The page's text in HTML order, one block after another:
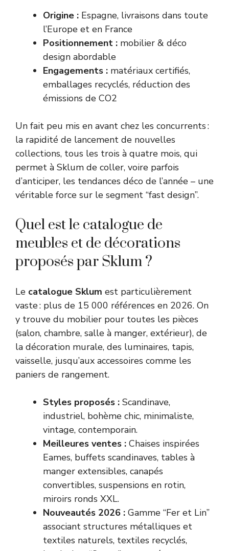
Origine : Espagne, livraisons dans toute
l’Europe et en France
Positionnement : mobilier & déco
design abordable
Engagements : matériaux certifiés,
emballages recyclés, réduction des
émissions de CO2
Un fait peu mis en avant chez les concurrents :
la rapidité de lancement de nouvelles
collections, tous les trois à quatre mois, qui
permet à Sklum de coller, voire parfois
d’anticiper, les tendances déco de l’année – une
véritable force sur le segment “fast design”.
Quel est le catalogue de
meubles et de décorations
proposés par Sklum ?
Le catalogue Sklum est particulièrement
vaste : plus de 15 000 références en 2026. On
y trouve du mobilier pour toutes les pièces
(salon, chambre, salle à manger, extérieur), de
la décoration murale, des luminaires, tapis,
vaisselle, jusqu’aux accessoires comme les
paniers de rangement.
Styles proposés : Scandinave,
industriel, bohème chic, minimaliste,
vintage, contemporain.
Meilleures ventes : Chaises inspirées
Eames, buffets scandinaves, tables à
manger extensibles, canapés
convertibles, suspensions en rotin,
miroirs ronds XXL.
Nouveautés 2026 : Gamme “Fer et Lin”
associant structures métalliques et
textiles naturels, textiles recyclés,